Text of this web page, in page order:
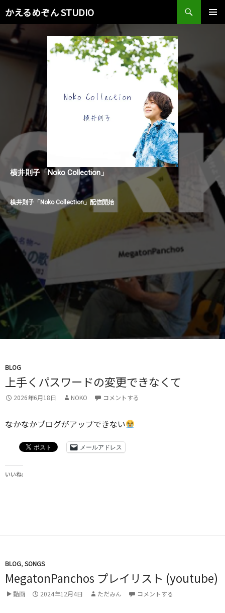
かえるめぞん STUDIO
検
索
テ
ン
横井則子「Noko Collection」
横井則子「Noko Collection」配信開始
BLOG
上手くパスワードの変更できなくて
2026年6月18日 NOKO コメントする
なかなかブログがアップできない
メールアドレス
いいね:
BLOG,SONGS
MegatonPanchos プレイリスト (youtube)
動画 2024年12月4日 ただみん コメントする